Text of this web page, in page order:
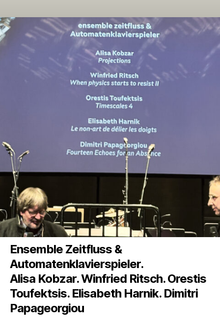
Automatin
Ensemble Zeitfluss &
Automatenklavierspieler.
Alisa Kobzar. Winfried Ritsch. Orestis
Toufektsis. Elisabeth Harnik. Dimitri
Papageorgiou